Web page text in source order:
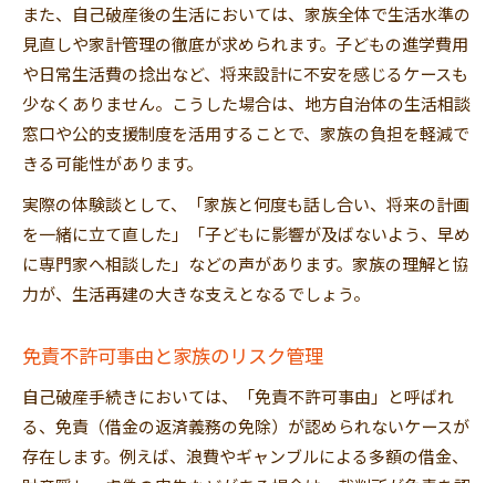
また、自己破産後の生活においては、家族全体で生活水準の
見直しや家計管理の徹底が求められます。子どもの進学費用
や日常生活費の捻出など、将来設計に不安を感じるケースも
少なくありません。こうした場合は、地方自治体の生活相談
窓口や公的支援制度を活用することで、家族の負担を軽減で
きる可能性があります。
実際の体験談として、「家族と何度も話し合い、将来の計画
を一緒に立て直した」「子どもに影響が及ばないよう、早め
に専門家へ相談した」などの声があります。家族の理解と協
力が、生活再建の大きな支えとなるでしょう。
免責不許可事由と家族のリスク管理
自己破産手続きにおいては、「免責不許可事由」と呼ばれ
る、免責（借金の返済義務の免除）が認められないケースが
存在します。例えば、浪費やギャンブルによる多額の借金、